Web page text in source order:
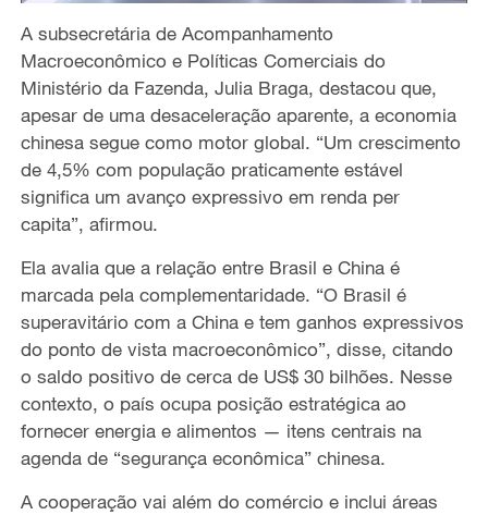
A subsecretária de Acompanhamento
Macroeconômico e Políticas Comerciais do
Ministério da Fazenda, Julia Braga, destacou que,
apesar de uma desaceleração aparente, a economia
chinesa segue como motor global. “Um crescimento
de 4,5% com população praticamente estável
significa um avanço expressivo em renda per
capita”, afirmou.
Ela avalia que a relação entre Brasil e China é
marcada pela complementaridade. “O Brasil é
superavitário com a China e tem ganhos expressivos
do ponto de vista macroeconômico”, disse, citando
o saldo positivo de cerca de US$ 30 bilhões. Nesse
contexto, o país ocupa posição estratégica ao
fornecer energia e alimentos — itens centrais na
agenda de “segurança econômica” chinesa.
A cooperação vai além do comércio e inclui áreas